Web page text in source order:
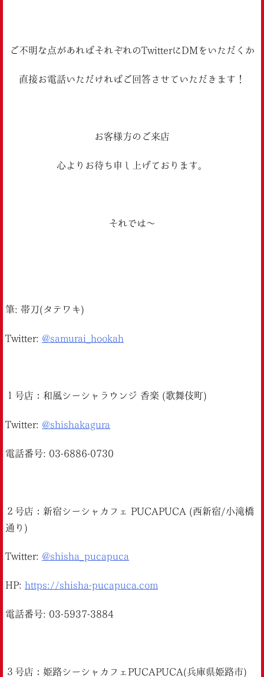
ご不明な点があればそれぞれのTwitterにDMをいただくか
直接お電話いただければご回答させていただきます！
お客様方のご来店
心よりお待ち申し上げております。
それでは〜
筆: 帯刀(タテワキ)
Twitter: @samurai_hookah
１号店：和風シーシャラウンジ 香楽 (歌舞伎町)
Twitter: @shishakagura
電話番号: 03-6886-0730
２号店：新宿シーシャカフェ PUCAPUCA (西新宿/小滝橋
通り)
Twitter: @shisha_pucapuca
HP: https://shisha-pucapuca.com
電話番号: 03-5937-3884
３号店：姫路シーシャカフェPUCAPUCA(兵庫県姫路市)